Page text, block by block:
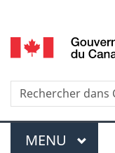
selection
Menu
MENU